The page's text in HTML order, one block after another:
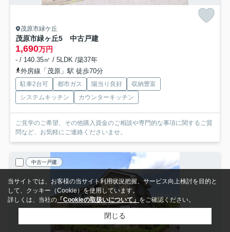
茂原市緑ケ丘
茂原市緑ヶ丘5 中古戸建
1,690万円
- / 140.35㎡ / 5LDK /築37年
外房線「茂原」駅 徒歩70分
駐車2台可 都市ガス 陽当り良好
収納豊富
システムキッチン
カウンターキッチン
ご見学のご希望、その他購入資金のご相談や専門的な事項に関するご質
問など、お気軽にご連絡くださいませ。
中古一戸建
当サイトでは、お客様の当サイト利用状況把握、サービス向上検討を目的と
して、クッキー（Cookie）を使用しています。
詳しくは、当社の 「Cookieの取扱いについて」 をご確認ください。
閉じる